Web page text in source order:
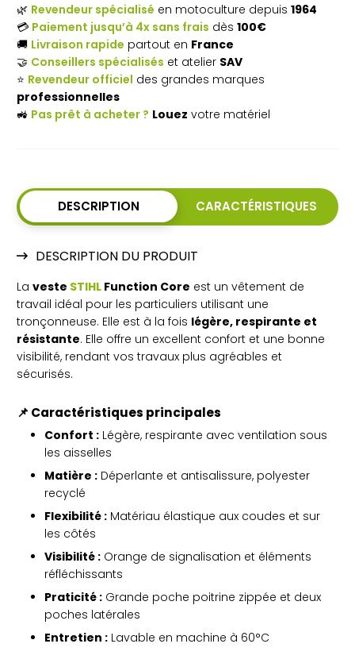
Function
Core
🌿 Revendeur spécialisé en motoculture depuis 1964
💳 Paiement jusqu’à 4x sans frais dès 100€
🚚 Livraison rapide partout en France
🤝 Conseillers spécialisés et atelier SAV
⭐ Revendeur officiel des grandes marques
professionnelles
🚜 Pas prêt à acheter ? Louez votre matériel
DESCRIPTION CARACTÉRISTIQUES
DESCRIPTION DU PRODUIT
La veste STIHL Function Core est un vêtement de
travail idéal pour les particuliers utilisant une
tronçonneuse. Elle est à la fois légère, respirante et
résistante. Elle offre un excellent confort et une bonne
visibilité, rendant vos travaux plus agréables et
sécurisés.
📌 Caractéristiques principales
Confort : Légère, respirante avec ventilation sous
les aisselles
Matière : Déperlante et antisalissure, polyester
recyclé
Flexibilité : Matériau élastique aux coudes et sur
les côtés
Visibilité : Orange de signalisation et éléments
réfléchissants
Praticité : Grande poche poitrine zippée et deux
poches latérales
Entretien : Lavable en machine à 60°C